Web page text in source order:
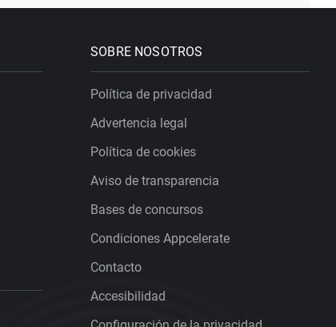
SOBRE NOSOTROS
Política de privacidad
Advertencia legal
Política de cookies
Aviso de transparencia
Bases de concursos
Condiciones Appcelerate
Contacto
Accesibilidad